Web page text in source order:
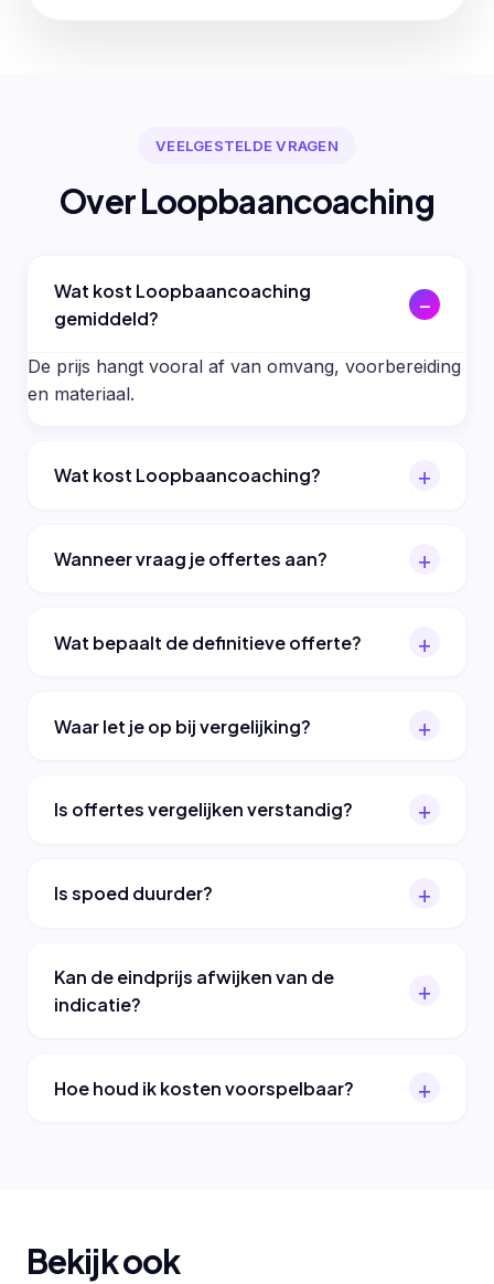
VEELGESTELDE VRAGEN
Over Loopbaancoaching
Wat kost Loopbaancoaching
gemiddeld?
De prijs hangt vooral af van omvang, voorbereiding
en materiaal.
Wat kost Loopbaancoaching?
Wanneer vraag je offertes aan?
Wat bepaalt de definitieve offerte?
Waar let je op bij vergelijking?
Is offertes vergelijken verstandig?
Is spoed duurder?
Kan de eindprijs afwijken van de
indicatie?
Hoe houd ik kosten voorspelbaar?
Bekijk ook